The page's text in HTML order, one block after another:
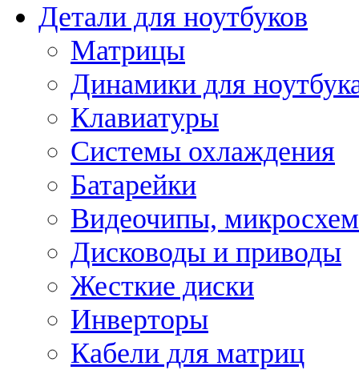
Детали для ноутбуков
Матрицы
Динамики для
Клавиатуры
Системы охлаждения
Батарейки
Видеочипы,
Дисководы и приводы
Жесткие диски
Инверторы
Кабели для матриц